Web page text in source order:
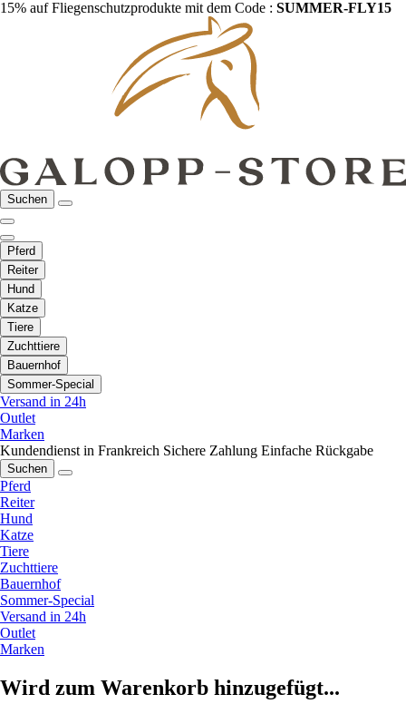
15% auf Fliegenschutzprodukte mit dem Code : SUMMER-FLY15
Suchen
Pferd
Reiter
Hund
Katze
Tiere
Zuchttiere
Bauernhof
Sommer-Special
Versand in 24h
Outlet
Marken
Kundendienst in Frankreich Sichere Zahlung Einfache Rückgabe
Suchen
Pferd
Reiter
Hund
Katze
Tiere
Zuchttiere
Bauernhof
Sommer-Special
Versand in 24h
Outlet
Marken
Wird zum Warenkorb hinzugefügt...